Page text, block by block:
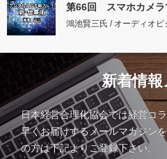
第66回 スマホカメラ
鴻池賢三氏 / オーディオ
新着情
日本経営合理化協会では経営コ
早くお届けするメールマガジン
の方は下記よりご登録下さい。